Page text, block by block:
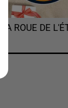
LA ROUE DE